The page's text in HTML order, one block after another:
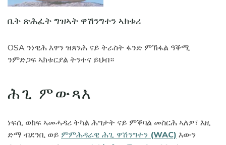
ቤት ጽሕፈት ግዝኣት ዋሽንግተን ኣክቱሪ
OSA ንነዊሕ እዋን ዝጸንሕ ናይ ትራስት ፋንድ ምኽፋል ዓቕሚ
ንምድጋፍ ኣክቱርያል ትንተና ይህብ።
ሕጊ ምውጻእ
ነፍሲ ወከፍ ኣመሓዳሪ ትካል ሕግታት ናይ ምቕባል መስርሕ ኣለዎ፣ እዚ
ድማ ብደንቢ ወይ ምምሕዳራዊ ሕጊ ዋሽንግተን (WAC) እውን